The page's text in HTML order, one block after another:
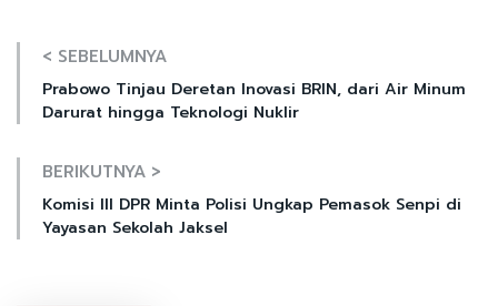
< SEBELUMNYA
Prabowo Tinjau Deretan Inovasi BRIN, dari Air Minum
Darurat hingga Teknologi Nuklir
BERIKUTNYA >
Komisi III DPR Minta Polisi Ungkap Pemasok Senpi di
Yayasan Sekolah Jaksel